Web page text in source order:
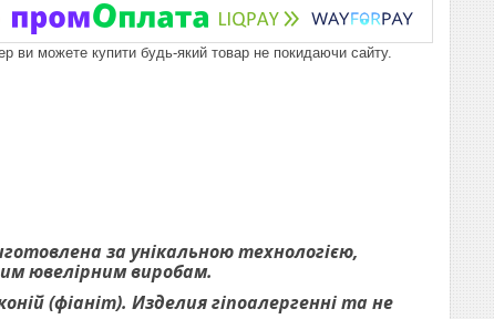
ви можете купити будь-який товар не покидаючи сайту.
за унікальною технологією,
ювелірним виробам.
(фіаніт). Изделия гіпоалергенні та не